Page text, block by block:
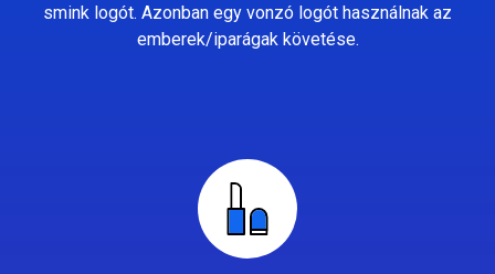
smink logót. Azonban egy vonzó logót használnak az
emberek/iparágak követése.